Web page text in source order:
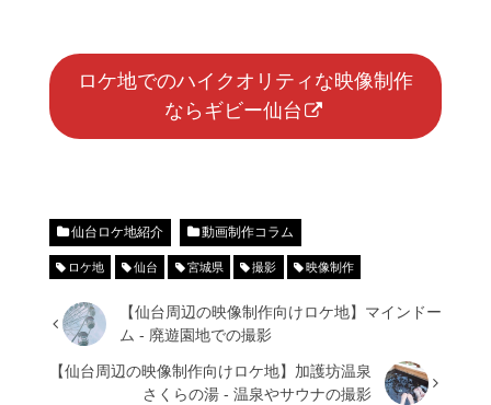
ロケ地でのハイクオリティな映像制作
ならギビー仙台
仙台ロケ地紹介 動画制作コラム
ロケ地 仙台 宮城県 撮影 映像制作
【仙台周辺の映像制作向けロケ地】マインドー
ム - 廃遊園地での撮影
【仙台周辺の映像制作向けロケ地】加護坊温泉
さくらの湯 - 温泉やサウナの撮影